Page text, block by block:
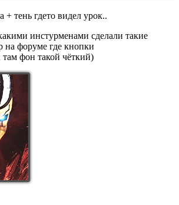
+ тень гдето видел урок..
инстурменами сделали такие
на форуме где кнопки
фон такой чёткий)